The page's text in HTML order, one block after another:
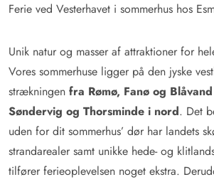
Ferie ved Vesterhavet i sommerhus hos
Unik natur og masser af attraktioner for
Vores sommerhuse ligger på den jyske
strækningen fra Rømø, Fanø og
Søndervig og Thorsminde i nord. Det
uden for dit sommerhus’ dør har landets
strandarealer samt unikke hede- og
tilfører ferieoplevelsen noget ekstra.